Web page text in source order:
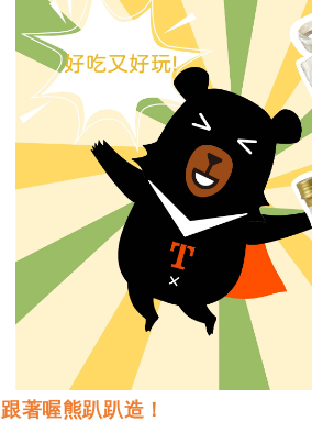
跟著喔熊趴趴造！